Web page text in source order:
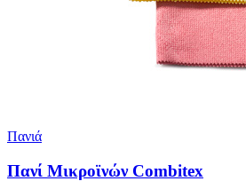
Πανιά
Πανί Μικροϊνών Combitex